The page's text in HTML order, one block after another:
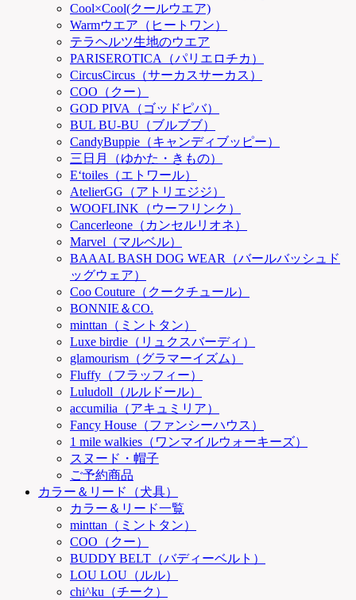
Cool×Cool(クールウエア)
Warmウエア（ヒートワン）
テラヘルツ生地のウエア
PARISEROTICA（パリエロチカ）
CircusCircus（サーカスサーカス）
COO（クー）
GOD PIVA（ゴッドピバ）
BUL BU-BU（ブルブブ）
CandyBuppie（キャンディブッピー）
三日月（ゆかた・きもの）
E‘toiles（エトワール）
AtelierGG（アトリエジジ）
WOOFLINK（ウーフリンク）
Cancerleone（カンセルリオネ）
Marvel（マルベル）
BAAAL BASH DOG WEAR（バールバッシュド
ッグウェア）
Coo Couture（クークチュール）
BONNIE＆CO.
minttan（ミントタン）
Luxe birdie（リュクスバーディ）
glamourism（グラマーイズム）
Fluffy（フラッフィー）
Luludoll（ルルドール）
accumilia（アキュミリア）
Fancy House（ファンシーハウス）
1 mile walkies（ワンマイルウォーキーズ）
スヌード・帽子
ご予約商品
カラー＆リード（犬具）
カラー＆リード一覧
minttan（ミントタン）
COO（クー）
BUDDY BELT（バディーベルト）
LOU LOU（ルル）
chi^ku（チーク）